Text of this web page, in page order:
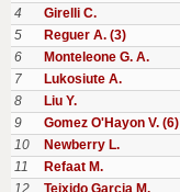
4
Girelli C.
5
Reguer A. (3)
6
Monteleone G. A.
7
Lukosiute A.
8
Liu Y.
9
Gomez O'Hayon V. (6)
10
Newberry L.
11
Refaat M.
12
Teixido Garcia M.